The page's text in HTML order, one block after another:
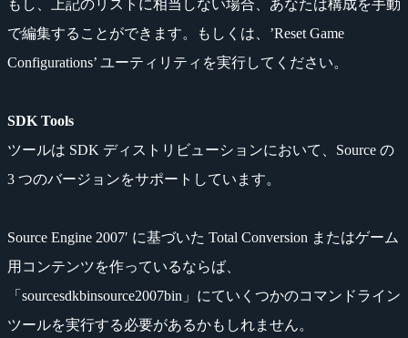
もし、上記のリストに相当しない場合、あなたは構成を手動
で編集することができます。もしくは、’Reset Game
Configurations’ ユーティリティを実行してください。
SDK Tools
ツールは SDK ディストリビューションにおいて、Source の
3 つのバージョンをサポートしています。
Source Engine 2007′ に基づいた Total Conversion またはゲーム
用コンテンツを作っているならば、
「sourcesdkbinsource2007bin」にていくつかのコマンドライン
ツールを実行する必要があるかもしれません。